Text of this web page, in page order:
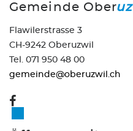
Gemeinde Oberuz
Flawilerstrasse 3
CH-9242 Oberuzwil
Tel. 071 950 48 00
gemeinde@oberuzwil.ch